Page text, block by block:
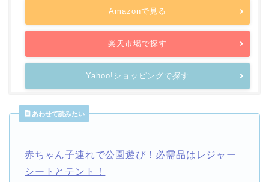
Amazonで見る
楽天市場で探す
Yahoo!ショッピングで探す
あわせて読みたい
赤ちゃん子連れで公園遊び！必需品はレジャー
シートとテント！